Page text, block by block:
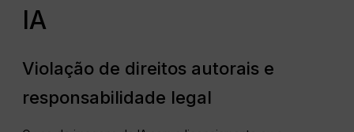
IA
Violação de direitos autorais e
responsabilidade legal